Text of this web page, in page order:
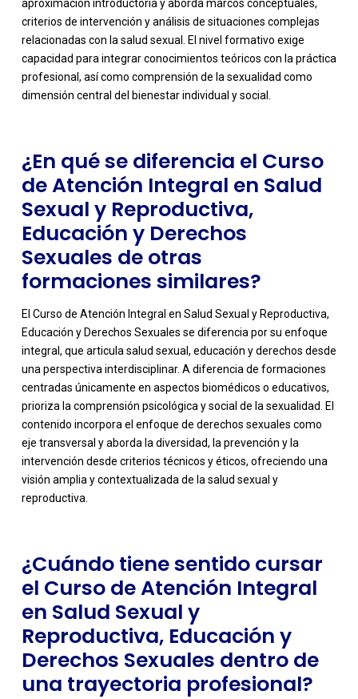
aproximación introductoria y aborda marcos conceptuales,
criterios de intervención y análisis de situaciones complejas
relacionadas con la salud sexual. El nivel formativo exige
capacidad para integrar conocimientos teóricos con la práctica
profesional, así como comprensión de la sexualidad como
dimensión central del bienestar individual y social.
-
¿En qué se diferencia el Curso
de Atención Integral en Salud
Sexual y Reproductiva,
Educación y Derechos
Sexuales de otras
formaciones similares?
El Curso de Atención Integral en Salud Sexual y Reproductiva,
Educación y Derechos Sexuales se diferencia por su enfoque
integral, que articula salud sexual, educación y derechos desde
una perspectiva interdisciplinar. A diferencia de formaciones
centradas únicamente en aspectos biomédicos o educativos,
prioriza la comprensión psicológica y social de la sexualidad. El
contenido incorpora el enfoque de derechos sexuales como
eje transversal y aborda la diversidad, la prevención y la
intervención desde criterios técnicos y éticos, ofreciendo una
visión amplia y contextualizada de la salud sexual y
reproductiva.
-
¿Cuándo tiene sentido cursar
el Curso de Atención Integral
en Salud Sexual y
Reproductiva, Educación y
Derechos Sexuales dentro de
una trayectoria profesional?